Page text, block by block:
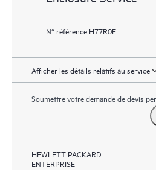
N° référence H77R0E
Afficher les détails relatifs au service
Soumettre votre demande de devis
HEWLETT PACKARD
ENTERPRISE